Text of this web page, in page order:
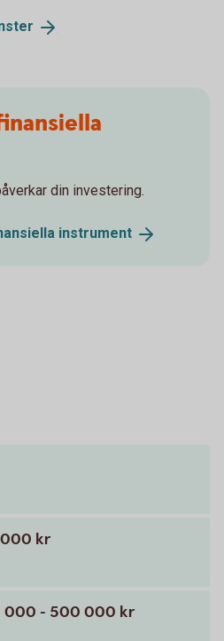
din investering.
instrument
000 kr
000 - 500 000 kr